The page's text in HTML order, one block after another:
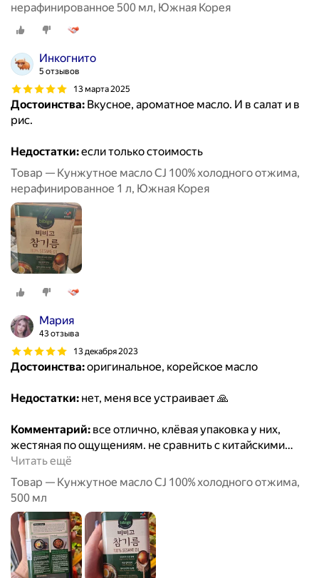
нерафинированное 500 мл, Южная Корея
Инкогнито
5 отзывов
13 марта 2025
Достоинства: Вкусное, ароматное масло. И в салат и в
рис.
Недостатки:если только стоимость
Товар — Кунжутное масло CJ 100% холодного отжима,
нерафинированное 1 л, Южная Корея
Мария
43 отзыва
13 декабря 2023
Достоинства:оригинальное, корейское масло
Недостатки: нет, меня все устраивает 🙏
Комментарий: все отлично, клёвая упаковка у них,
жестяная по ощущениям. не сравнить с китайскими…
Читать ещё
Товар — Кунжутное масло CJ 100% холодного отжима,
500 мл